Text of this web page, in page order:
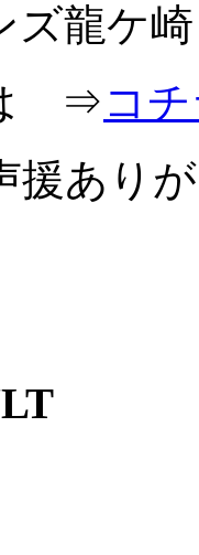
ズ龍
⇒コ
援あり